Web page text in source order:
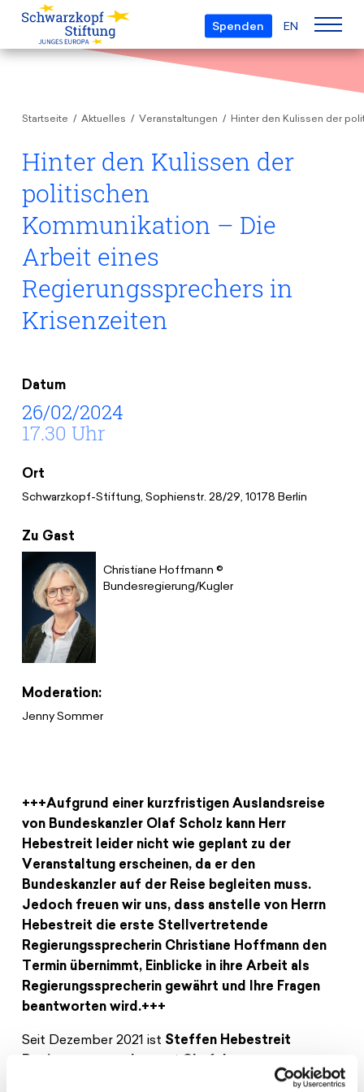
Spenden EN
Die Stiftung
Team
Gremien
Partner
Projekte
Understanding Europe
Junge Islam Konferenz
Postmigrant Europe
Junge Sicherheitskonferenz Europas
Zukunft D
Preise
Young European of the Year
Schwarzkopf-Europa-Preis
Inge-Deutschkron-Preis
Bildung & Reisen
Kursangebot
Materialien
Bildungsreisen
Aktuelles
Presse
Suche
Cookie-Einstellungen
Datenschutz
Startseite Aktuelles Veranstaltungen Hinter den Kulissen der
Hinter den Kulissen der
politischen
Kommunikation – Die
Arbeit eines
Regierungssprechers in
Krisenzeiten
Datum
26/02/2024
17.30 Uhr
Ort
Schwarzkopf-Stiftung, Sophienstr. 28/29, 10178 Berlin
Zu Gast
Christiane Hoffmann ©
Bundesregierung/Kugler
Moderation:
Jenny Sommer
+++Aufgrund einer kurzfristigen Auslandsreise
von Bundeskanzler Olaf Scholz kann Herr
Hebestreit leider nicht wie geplant zu der
Veranstaltung erscheinen, da er den
Bundeskanzler auf der Reise begleiten muss.
Jedoch freuen wir uns, dass anstelle von Herrn
Hebestreit die erste Stellvertretende
Regierungssprecherin Christiane Hoffmann den
Termin übernimmt, Einblicke in ihre Arbeit als
Regierungssprecherin gewährt und Ihre Fragen
beantworten wird.+++
Seit Dezember 2021 ist Steffen Hebestreit